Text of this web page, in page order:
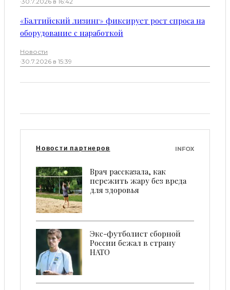
«Балтийский лизинг» фиксирует рост спроса на
оборудование с наработкой
Новости
·30.7.2026 в 15:39
Новости партнеров INFOX
Врач рассказала, как
пережить жару без вреда
для здоровья
Экс-футболист сборной
России бежал в страну
НАТО